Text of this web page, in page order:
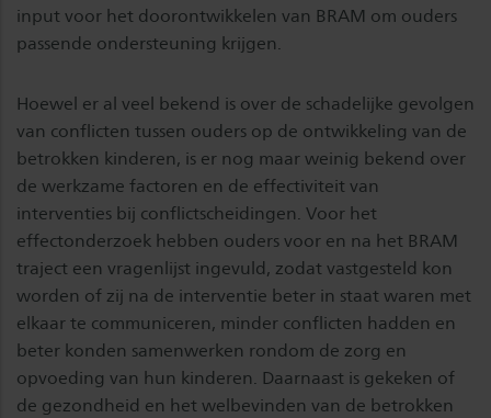
input voor het doorontwikkelen van BRAM om ouders
passende ondersteuning krijgen.
Hoewel er al veel bekend is over de schadelijke gevolgen
van conflicten tussen ouders op de ontwikkeling van de
betrokken kinderen, is er nog maar weinig bekend over
de werkzame factoren en de effectiviteit van
interventies bij conflictscheidingen. Voor het
effectonderzoek hebben ouders voor en na het BRAM
traject een vragenlijst ingevuld, zodat vastgesteld kon
worden of zij na de interventie beter in staat waren met
elkaar te communiceren, minder conflicten hadden en
beter konden samenwerken rondom de zorg en
opvoeding van hun kinderen. Daarnaast is gekeken of
de gezondheid en het welbevinden van de betrokken